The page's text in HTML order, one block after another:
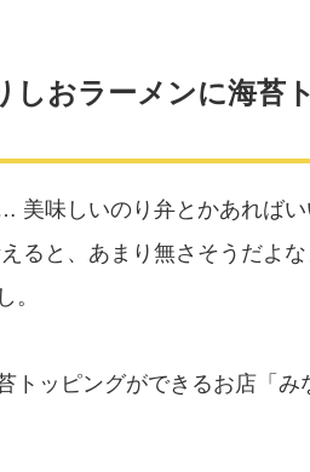
しおラーメンに海苔
美味しいのり弁とかあれば
ると、あまり無さそうだよな
。
トッピングができるお店「み